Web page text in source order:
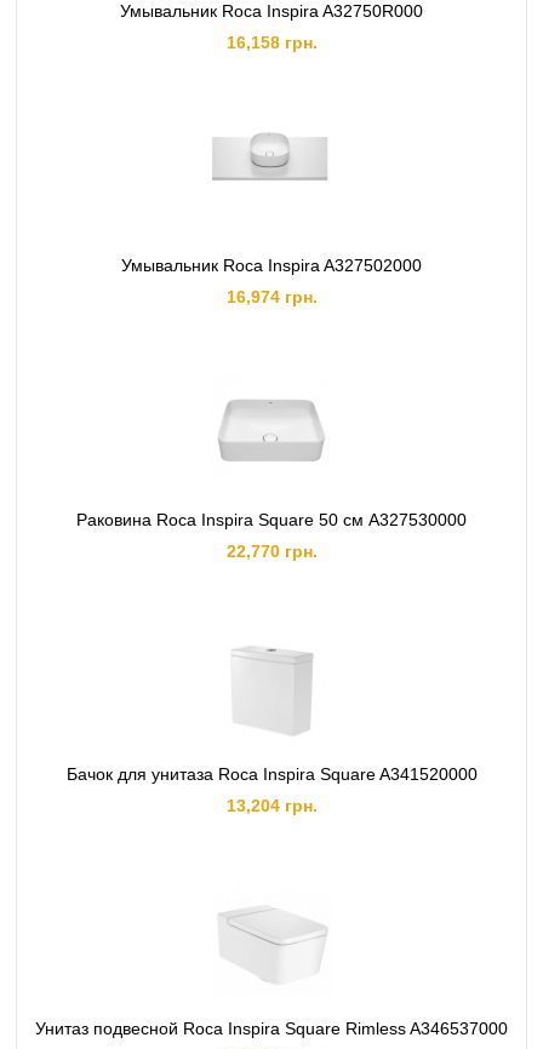
Умывальник Roca Inspira A32750R000
16,158 грн.
Умывальник Roca Inspira A327502000
16,974 грн.
Раковина Roca Inspira Square 50 см A327530000
22,770 грн.
Бачок для унитаза Roca Inspira Square A341520000
13,204 грн.
Унитаз подвесной Roca Inspira Square Rimless A346537000